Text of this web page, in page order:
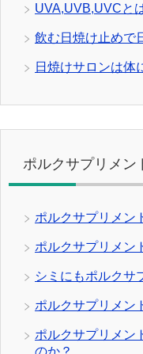
UVA,UVB,UVCと
飲む日焼け止めで
日焼けサロンは体
ポルクサプリメン
ポルクサプリメン
ポルクサプリメン
シミにもポルクサ
ポルクサプリメン
ポルクサプリメン
のか？